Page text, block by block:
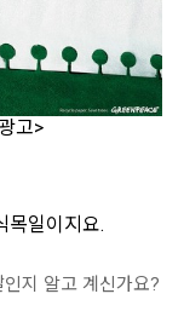
고>
목일이지요.
지 알고 계신가요?